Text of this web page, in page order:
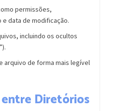
permissões,
data de modificação.
incluindo os ocultos
arquivo de forma mais legível
Diretórios